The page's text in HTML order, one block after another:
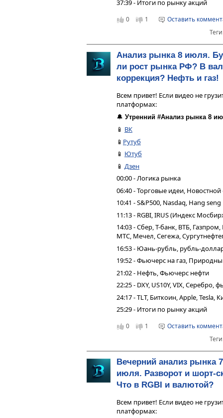
37:39 - Итоги по рынку акций
0 1
Оставить
Анализ рынка 8 июля.
ли рост рынка РФ? В
коррекция? Нефть и газ!
Всем привет! Если видео не
платформах:
🔔 Утренний #Анализ рынка 8
📱 ВК
📱 Рутуб
📱 Ютуб
📱 Дзен
00:00 - Логика рынка
06:40 - Торговые идеи,
10:41 - S&P500, Nasdaq, Hang seng
11:13 - RGBI, IRUS (Индекс
14:03 - Сбер, Т-банк, ВТБ,
МТС, Мечел, Сегежа,
16:53 - Юань-рубль, рубль-
19:52 - Фьючерс на газ,
21:02 - Нефть, Фьючерс нефти
22:25 - DXY, US10Y, VIX,
24:17 - TLT, Биткоин, Apple, Tesla,
25:29 - Итоги по рынку акций
0 1
Оставить
Вечерний анализ рынка 7
июля. Разворот и шорт-
Что в RGBI и валютой?
Всем привет! Если видео не
платформах: